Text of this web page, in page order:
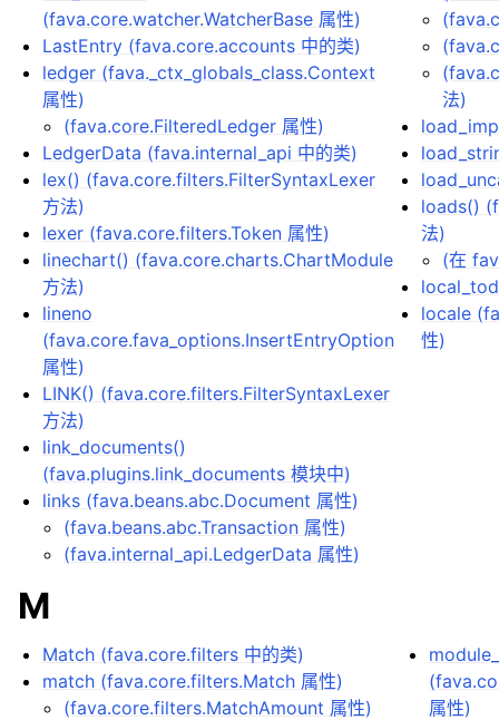
(fava.core.watcher.WatcherBase 属性)
LastEntry (fava.core.accounts 中的类)
ledger (fava._ctx_globals_class.Context
属性)
(fava.core.FilteredLedger 属性)
LedgerData (fava.internal_api 中的类)
lex() (fava.core.filters.FilterSyntaxLexer
方法)
lexer (fava.core.filters.Token 属性)
linechart() (fava.core.charts.ChartModule
方法)
lineno
(fava.core.fava_options.InsertEntryOption
属性)
LINK() (fava.core.filters.FilterSyntaxLexer
方法)
link_documents()
(fava.plugins.link_documents 模块中)
links (fava.beans.abc.Document 属性)
(fava.beans.abc.Transaction 属性)
(fava.internal_api.LedgerData 属性)
法)
loads()
法)
(在
locale
性)
M
Match (fava.core.filters 中的类)
match (fava.core.filters.Match 属性)
(fava.core.filters.MatchAmount 属性)
属性)